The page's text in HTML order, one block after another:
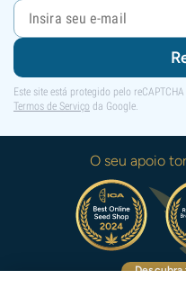
Este site está protegido pelo
Termos de Serviço da Google.
O seu apoio
Descubra